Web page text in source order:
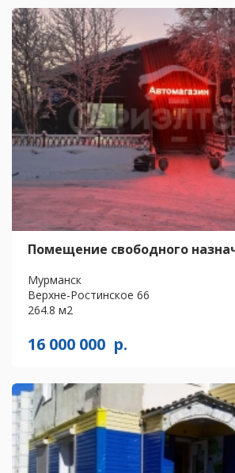
Помещение свободного
Мурманск
Верхне-Ростинское 66
264.8 м2
16 000 000 р.